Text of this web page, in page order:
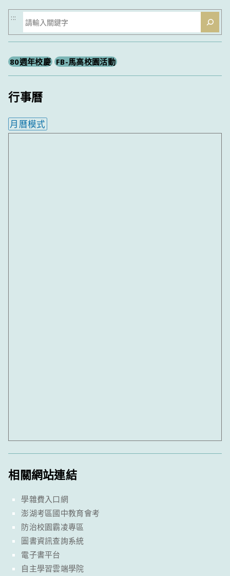
搜
尋
:::
80週年校慶 FB-馬高校園活動
行事曆
月曆模式
相關網站連結
學雜費入口網
澎湖考區國中教育會考
防治校園霸凌專區
圖書資訊查詢系統
電子書平台
自主學習雲端學院